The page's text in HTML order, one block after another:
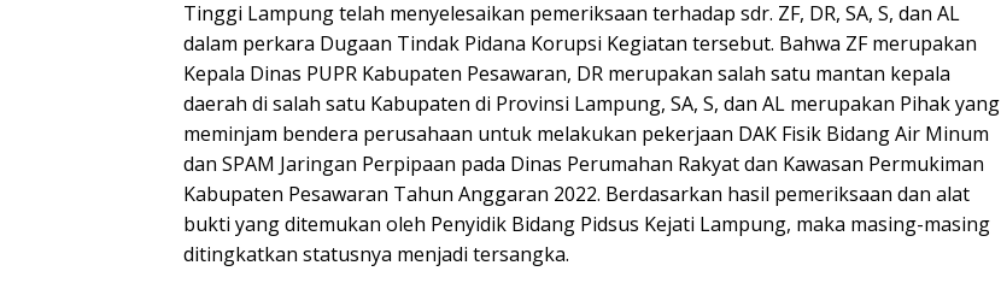
Tinggi Lampung telah menyelesaikan pemeriksaan terhadap sdr. ZF, DR, SA, S, dan AL
dalam perkara Dugaan Tindak Pidana Korupsi Kegiatan tersebut. Bahwa ZF merupakan
Kepala Dinas PUPR Kabupaten Pesawaran, DR merupakan salah satu mantan kepala
daerah di salah satu Kabupaten di Provinsi Lampung, SA, S, dan AL merupakan Pihak yang
meminjam bendera perusahaan untuk melakukan pekerjaan DAK Fisik Bidang Air Minum
dan SPAM Jaringan Perpipaan pada Dinas Perumahan Rakyat dan Kawasan Permukiman
Kabupaten Pesawaran Tahun Anggaran 2022. Berdasarkan hasil pemeriksaan dan alat
bukti yang ditemukan oleh Penyidik Bidang Pidsus Kejati Lampung, maka masing-masing
ditingkatkan statusnya menjadi tersangka.